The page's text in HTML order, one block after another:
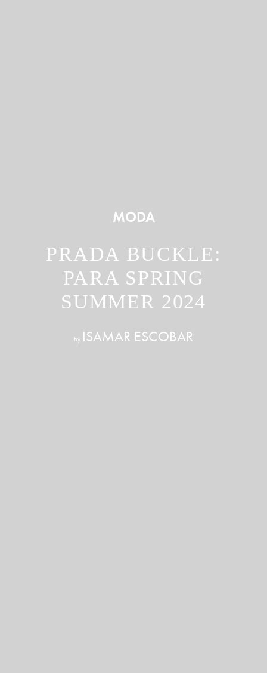
MODA
PRADA BUCKLE:
PARA SPRING
SUMMER 2024
by ISAMAR ESCOBAR